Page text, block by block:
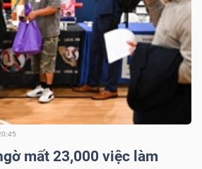
mất 23,000 việc làm